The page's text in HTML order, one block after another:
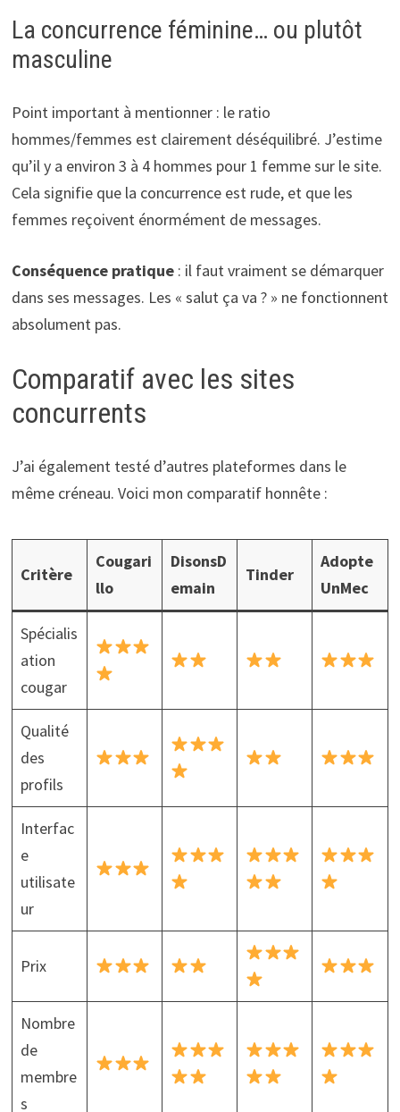
La concurrence féminine… ou plutôt
masculine
Point important à mentionner : le ratio
hommes/femmes est clairement déséquilibré. J’estime
qu’il y a environ 3 à 4 hommes pour 1 femme sur le site.
Cela signifie que la concurrence est rude, et que les
femmes reçoivent énormément de messages.
Conséquence pratique: il faut vraiment se démarquer
dans ses messages. Les « salut ça va ? » ne fonctionnent
absolument pas.
Comparatif avec les sites
concurrents
J’ai également testé d’autres plateformes dans le
même créneau. Voici mon comparatif honnête :
Critère
Cougari
llo
DisonsD
emain
Tinder
Adopte
UnMec
Spécialis
ation
cougar
Qualité
des
profils
Interfac
e
utilisate
ur
Prix
Nombre
de
membre
s